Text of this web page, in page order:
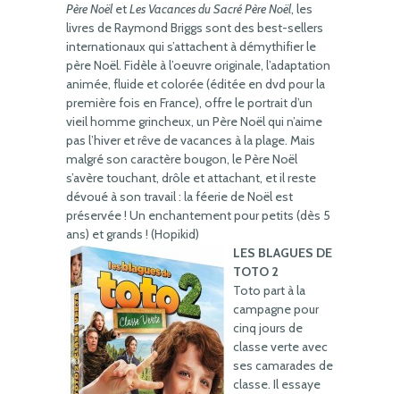
Père NoëletLes Vacances du Sacré Père Noël, les
livres de Raymond Briggs sont des best-sellers
internationaux qui s’attachent à démythifier le
père Noël. Fidèle à l’oeuvre originale, l’adaptation
animée, fluide et colorée (éditée en dvd pour la
première fois en France), offre le portrait d’un
vieil homme grincheux, un Père Noël qui n’aime
pas l’hiver et rêve de vacances à la plage. Mais
malgré son caractère bougon, le Père Noël
s’avère touchant, drôle et attachant, et il reste
dévoué à son travail : la féerie de Noël est
préservée ! Un enchantement pour petits (dès 5
ans) et grands ! (Hopikid)
LES BLAGUES DE
TOTO 2
Toto part à la
campagne pour
cinq jours de
classe verte avec
ses camarades de
classe. Il essaye